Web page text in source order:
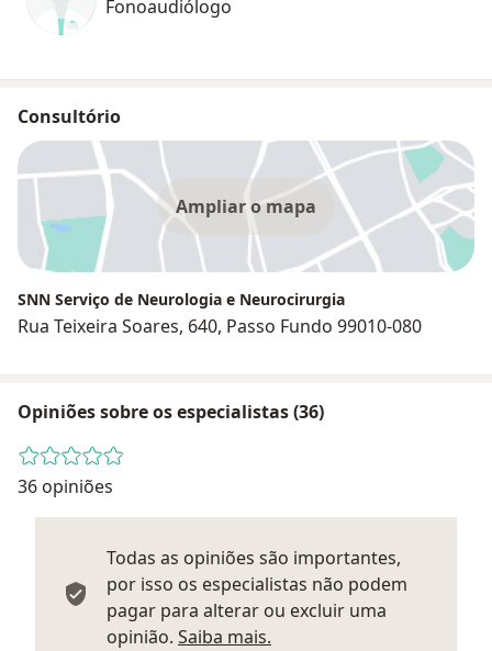
Fonoaudiólogo
Consultório
Ampliar o mapa
SNN Serviço de Neurologia e Neurocirurgia
Rua Teixeira Soares, 640, Passo Fundo 99010-080
Opiniões sobre os especialistas (36)
36 opiniões
Todas as opiniões são importantes,
por isso os especialistas não podem
pagar para alterar ou excluir uma
opinião. Saiba mais.